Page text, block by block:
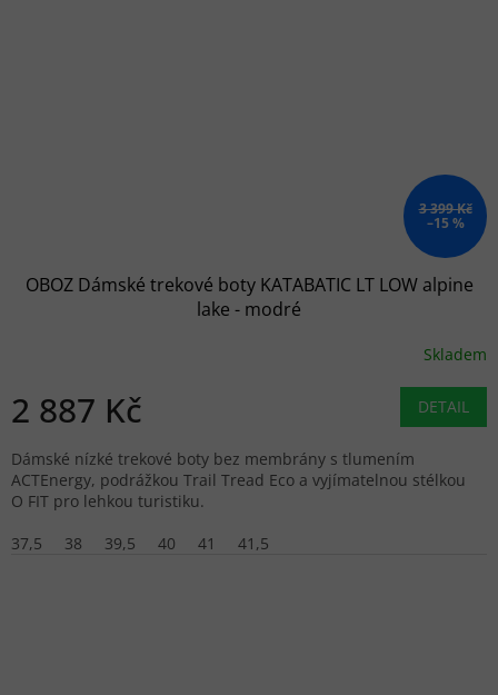
3 399 Kč
–15 %
OBOZ Dámské trekové boty KATABATIC LT LOW alpine
lake - modré
Skladem
2 887 Kč DETAIL
Dámské nízké trekové boty bez membrány s tlumením
ACTEnergy, podrážkou Trail Tread Eco a vyjímatelnou stélkou
O FIT pro lehkou turistiku.
37,5
38 39,5 40 41 41,5